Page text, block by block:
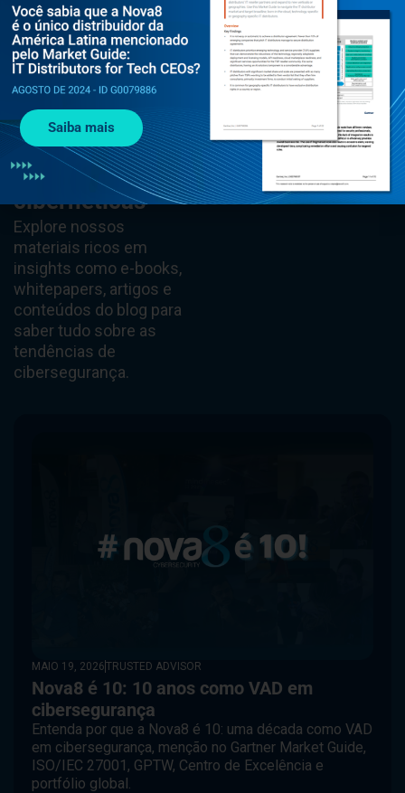
Mantenha-se à
frente das
ameaças
cibernéticas
Explore nossos
materiais ricos em
insights como e-books,
whitepapers, artigos e
conteúdos do blog para
saber tudo sobre as
tendências de
cibersegurança.
MAIO 19, 2026TRUSTED ADVISOR
Nova8 é 10: 10 anos como VAD em
cibersegurança
Entenda por que a Nova8 é 10: uma década como VAD
em cibersegurança, menção no Gartner Market Guide,
ISO/IEC 27001, GPTW, Centro de Excelência e
portfólio global.
Saiba mais